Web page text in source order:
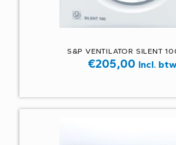
S&P VENTILATOR SILENT
€205,00 Incl. btw